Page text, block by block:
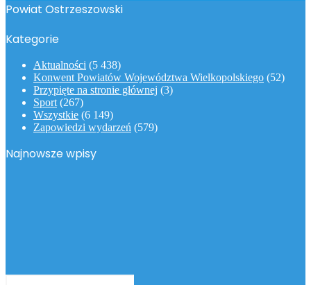
Powiat Ostrzeszowski
Kategorie
Aktualności (5 438)
Konwent Powiatów Województwa Wielkopolskiego (52)
Przypięte na stronie głównej (3)
Sport (267)
Wszystkie (6 149)
Zapowiedzi wydarzeń (579)
Najnowsze wpisy